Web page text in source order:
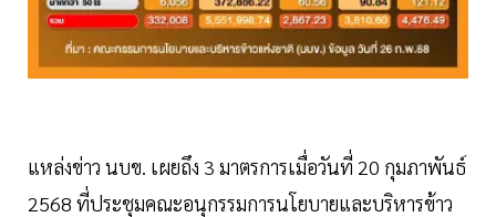
แหล่งข่าว นบข. เผยถึง 3 มาตรการเมื่อวันที่ 20 กุมภาพันธ์
2568 ที่ประชุมคณะอนุกรรมการนโยบายและบริหารข้าว